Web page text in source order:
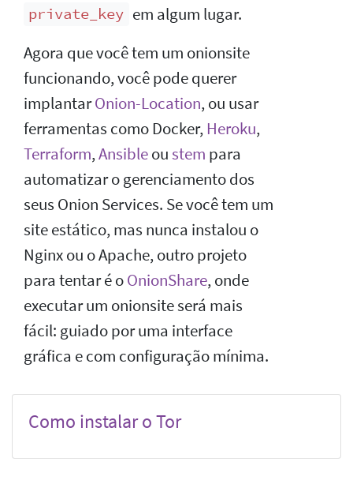
private_key em algum lugar.
Agora que você tem um onionsite
funcionando, você pode querer
implantarOnion-Location, ou usar
ferramentas como Docker, Heroku,
Terraform,Ansibleoustem para
automatizar o gerenciamento dos
seus Onion Services. Se você tem um
site estático, mas nunca instalou o
Nginx ou o Apache, outro projeto
para tentar é oOnionShare, onde
executar um onionsite será mais
fácil: guiado por uma interface
gráfica e com configuração mínima.
Como instalar o Tor